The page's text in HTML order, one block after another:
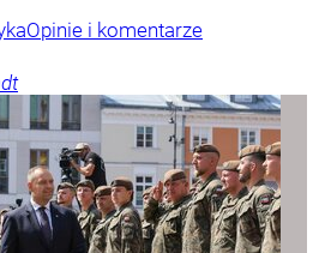
Opinie i komentarze